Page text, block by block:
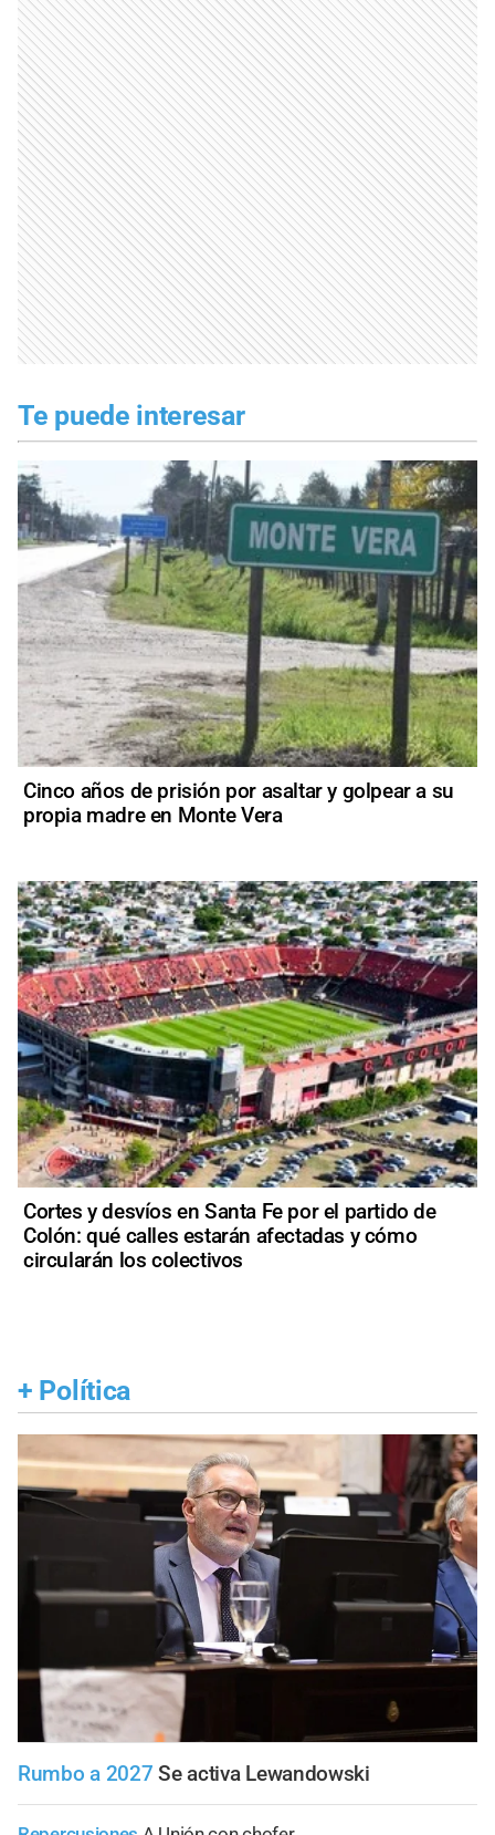
Te puede interesar
Cinco años de prisión por asaltar y golpear a su
propia madre en Monte Vera
Cortes y desvíos en Santa Fe por el partido de
Colón: qué calles estarán afectadas y cómo
circularán los colectivos
+ Política
Rumbo a 2027 Se activa Lewandowski